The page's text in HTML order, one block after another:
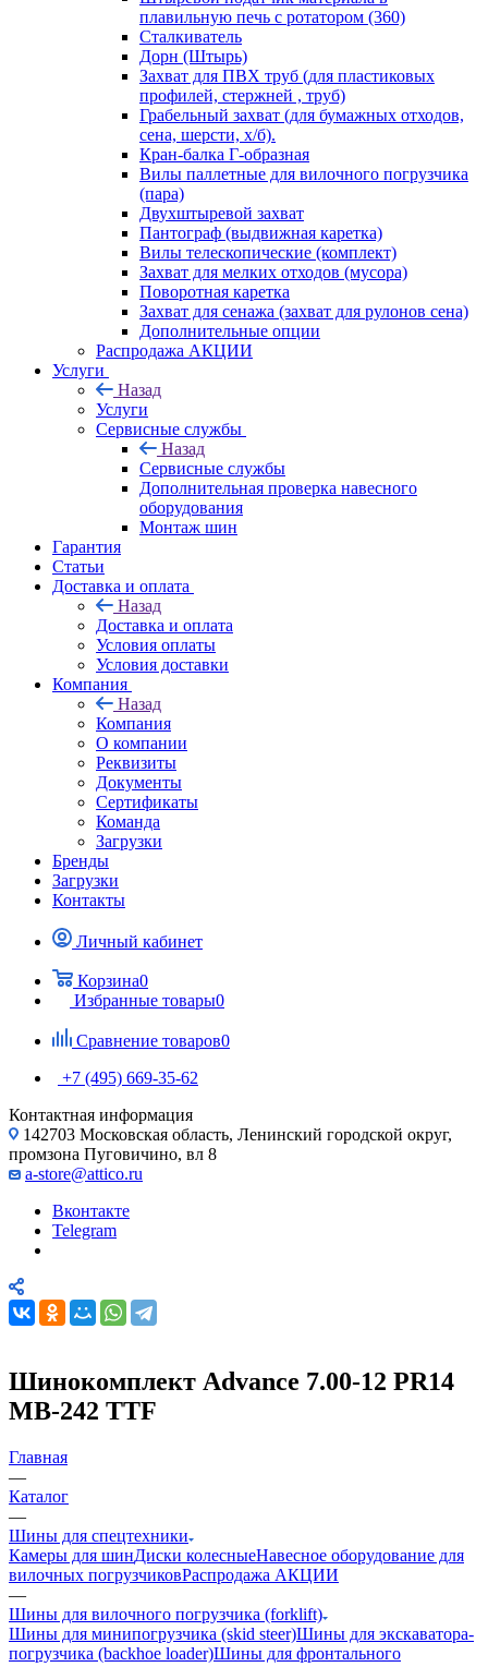
плавильную печь с ротатором (360)
Сталкиватель
Дорн (Штырь)
Захват для ПВХ труб (для пластиковых
профилей, стержней , труб)
Грабельный захват (для бумажных отходов,
сена, шерсти, х/б).
Кран-балка Г-образная
Вилы паллетные для вилочного погрузчика
(пара)
Двухштыревой захват
Пантограф (выдвижная каретка)
Вилы телескопические (комплект)
Захват для мелких отходов (мусора)
Поворотная каретка
Захват для сенажа (захват для рулонов сена)
Дополнительные опции
Распродажа АКЦИИ
Услуги
Назад
Услуги
Сервисные службы
Назад
Сервисные службы
Дополнительная проверка навесного
оборудования
Монтаж шин
Гарантия
Статьи
Доставка и оплата
Назад
Доставка и оплата
Условия оплаты
Условия доставки
Компания
Назад
Компания
О компании
Реквизиты
Документы
Сертификаты
Команда
Загрузки
Бренды
Загрузки
Контакты
Личный кабинет
Корзина0
Избранные товары0
Сравнение товаров0
+7 (495) 669-35-62
Контактная информация
142703 Московская область, Ленинский городской округ,
промзона Пуговичино, вл 8
a-store@attico.ru
Вконтакте
Telegram
Шинокомплект Advance 7.00-12 PR14
MB-242 TTF
Главная
—
Каталог
—
Шины для спецтехники
Камеры для шинДиски колесныеНавесное оборудование для
вилочных погрузчиковРаспродажа АКЦИИ
—
Шины для вилочного погрузчика (forklift)
Шины для минипогрузчика (skid steer)Шины для экскаватора-
погрузчика (backhoe loader)Шины для фронтального